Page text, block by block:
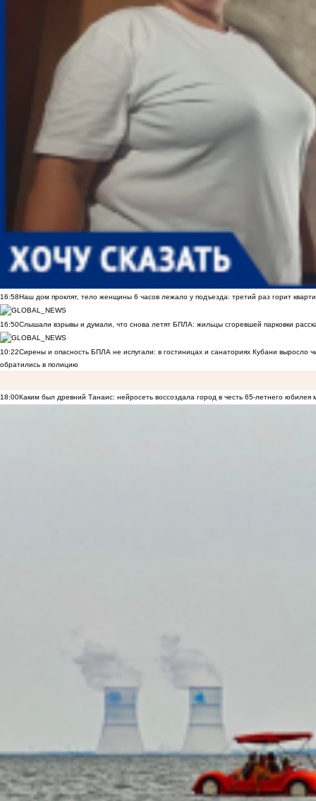
16:58Наш дом проклят, тело женщины 6 часов лежало у подъезда: третий раз горит
16:50Слышали взрывы и думали, что снова летят БПЛА: жильцы сгоревшей парковки
10:22Сирены и опасность БПЛА не испугали: в гостиницах и санаториях Кубани выросло
обратились в полицию
18:00Каким был древний Танаис: нейросеть воссоздала город в честь 65-летнего юбилея